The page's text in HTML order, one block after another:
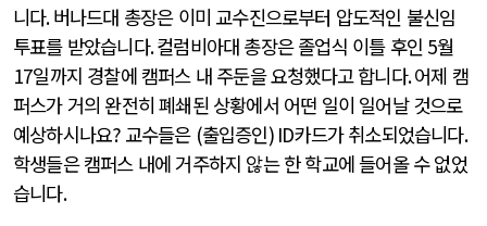
니다.버나드대 총장은 이미 교수진으로부터 압도적인 불신임
투표를 받았습니다.컬럼비아대 총장은 졸업식 이틀 후인 5월
17일까지 경찰에 캠퍼스 내 주둔을 요청했다고 합니다.어제 캠
퍼스가 거의 완전히 폐쇄된 상황에서 어떤 일이 일어날 것으로
예상하시나요? 교수들은 (출입증인) ID카드가 취소되었습니다.
학생들은 캠퍼스 내에 거주하지 않는 한 학교에 들어올 수 없었
습니다.